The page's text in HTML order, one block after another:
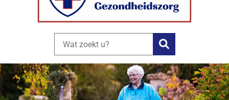
Zoeken